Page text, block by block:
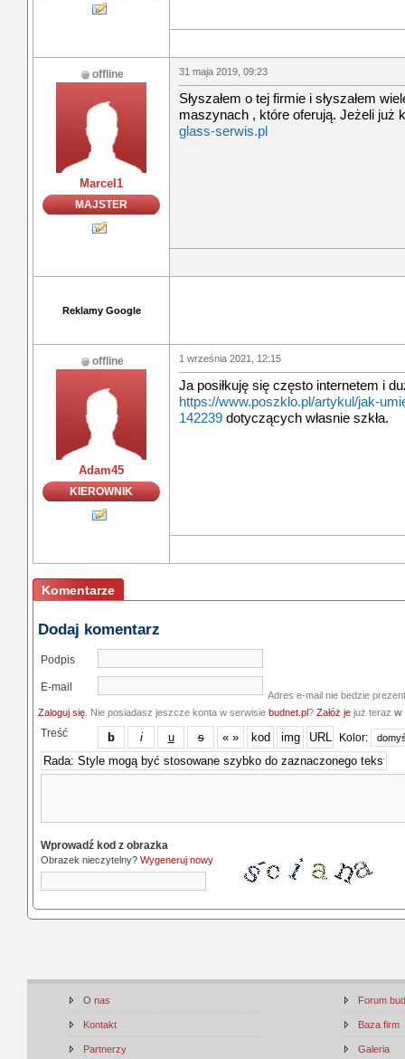
offline
Marcel1
MAJSTER
31 maja 2019, 09:23
Słyszałem o tej firmie i słyszałem
maszynach , które oferują. Jeżeli już
glass-serwis.pl
Reklamy Google
offline
Adam45
KIEROWNIK
1 września 2021, 12:15
Ja posiłkuję się często internetem i
https://www.poszklo.pl/artykul/jak-
142239 dotyczących własnie szkła.
Komentarze
Dodaj komentarz
Podpis
E-mail
Adres e-mail nie bedzie
Zaloguj się . Nie posiadasz jeszcze konta w serwisie budnet.pl? Załóż je już teraz w
Treść Kolor:
Wprowadź kod z obrazka
Obrazek nieczytelny? Wygeneruj nowy
O nas
Kontakt
Partnerzy
Forum
Baza firm
Galeria